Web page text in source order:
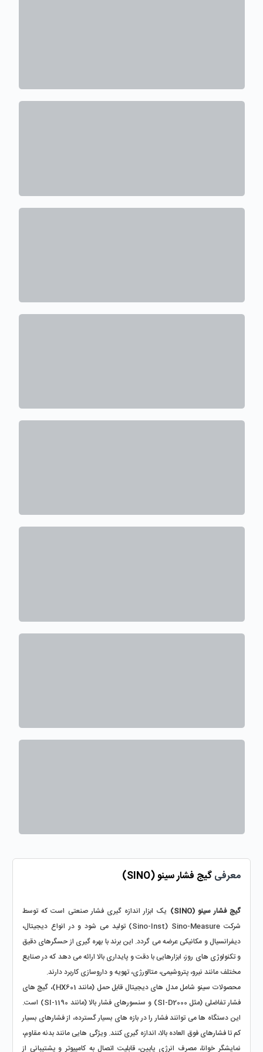
معرفی گیج فشار سینو (SINO)
گیج فشار سینو (SINO)
مختلف مانند نیرو، پتروشیمی، متالورژی، تهویه و داروسازی کاربرد دارند.
این دستگاه‌ ها می‌ توانند فشار را در بازه‌ های بسیار گسترده، از فشارهای بسیار
نمایشگر خوانا، مصرف انرژی پایین، قابلیت اتصال به کامپیوتر و پشتیبانی از